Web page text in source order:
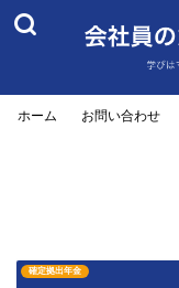
ホーム お問い合わせ
確定拠出年金